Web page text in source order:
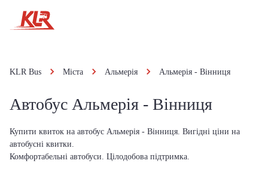
KLR Bus Міста Альмерія Альмерія - Вінниця
Автобус Альмерія - Вінниця
Купити квиток на автобус Альмерія - Вінниця. Вигідні ціни на
автобусні квитки.
Комфортабельні автобуси. Цілодобова підтримка.